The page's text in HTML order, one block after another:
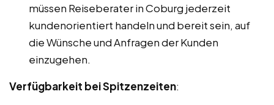
müssen Reiseberater in Coburg jederzeit
kundenorientiert handeln und bereit sein, auf
die Wünsche und Anfragen der Kunden
einzugehen.
Verfügbarkeit bei Spitzenzeiten: